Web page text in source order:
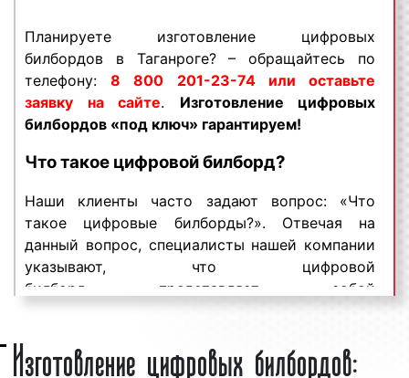
Цифровые билборды пользуютсябольшим
спросомсреди представителей бизнеса.
Востребованность данного вида рекламной
конструкции объясняется целым рядом
массовый охват аудитории;
разнообразие форм и характеристик;
непрерывное воздействие на целевую
аудиторию;
низкие цены и регулярные скидки.
средством для рекламирования товаров и
услуг с целью увеличения потока клиентов и
Планируете изготовление цифровых
билбордов в Таганроге? – обращайтесь по
телефону:8 800 201-23-74 или оставьте
заявку на сайте. Изготовление цифровых
билбордов «под ключ» гарантируем!
Что такое цифровой билборд?
Наши клиенты часто задают вопрос: «Что
такое цифровые билборды?». Отвечая на
данный вопрос, специалисты нашей компании
указывают, что цифровой
билборд представляет собой
светодиодного экрана
предназначен для трансляции рекламы в виде
Изготовление цифровых билбордов: